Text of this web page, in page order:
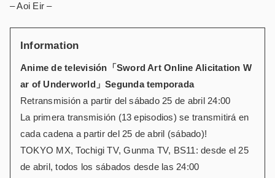
– Aoi Eir –
Information
Anime de televisión「Sword Art Online Alicitation W
ar of Underworld」Segunda temporada
Retransmisión a partir del sábado 25 de abril 24:00
La primera transmisión (13 episodios) se transmitirá en
cada cadena a partir del 25 de abril (sábado)!
TOKYO MX, Tochigi TV, Gunma TV, BS11: desde el 25
de abril, todos los sábados desde las 24:00